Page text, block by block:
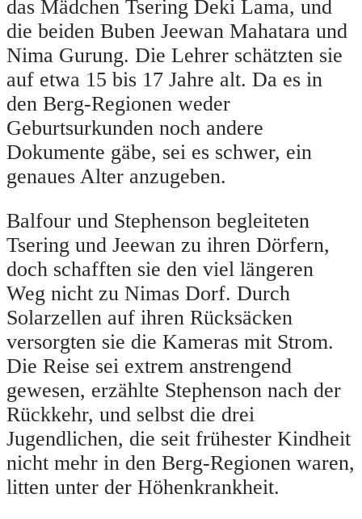
das Mädchen Tsering Deki Lama, und
die beiden Buben Jeewan Mahatara und
Nima Gurung. Die Lehrer schätzten sie
auf etwa 15 bis 17 Jahre alt. Da es in
den Berg-Regionen weder
Geburtsurkunden noch andere
Dokumente gäbe, sei es schwer, ein
genaues Alter anzugeben.
Balfour und Stephenson begleiteten
Tsering und Jeewan zu ihren Dörfern,
doch schafften sie den viel längeren
Weg nicht zu Nimas Dorf. Durch
Solarzellen auf ihren Rücksäcken
versorgten sie die Kameras mit Strom.
Die Reise sei extrem anstrengend
gewesen, erzählte Stephenson nach der
Rückkehr, und selbst die drei
Jugendlichen, die seit frühester Kindheit
nicht mehr in den Berg-Regionen waren,
litten unter der Höhenkrankheit.